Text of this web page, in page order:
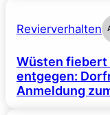
Revierverhalten
Wüsten fiebert
entgegen:
Anmeldung